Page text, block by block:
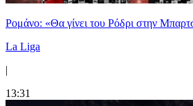
Ρομάνο: «Θα γίνει του Ρόδρι στην
La Liga
|
13:31